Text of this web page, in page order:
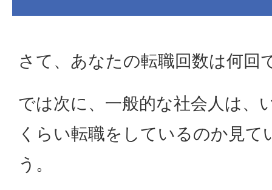
さて、あなたの転職回数は何回
では次に、一般的な社会人は、
くらい転職をしているのか見て
う。